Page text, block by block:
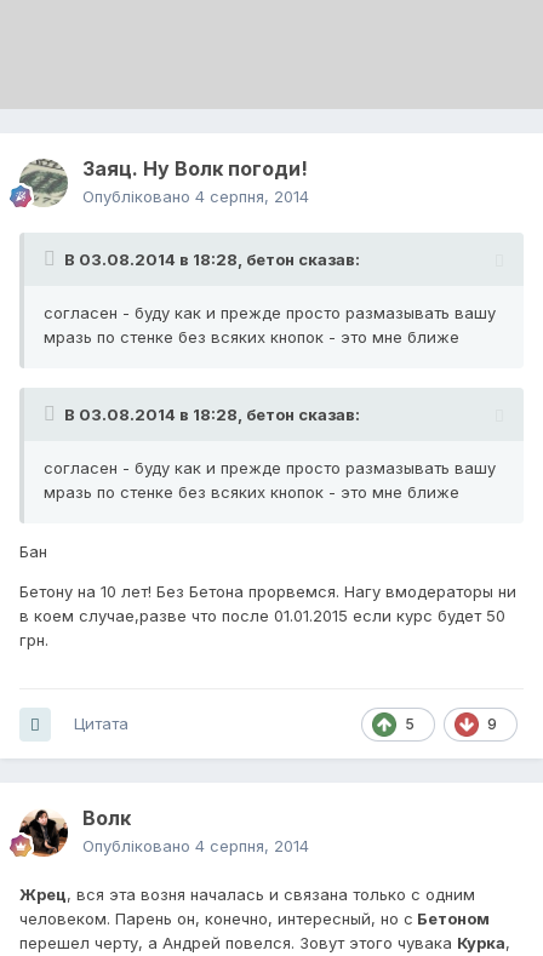
Заяц. Ну Волк погоди!
Опубліковано 4 серпня, 2014
В 03.08.2014 в 18:28, бетон сказав:
согласен - буду как и прежде просто размазывать вашу
мразь по стенке без всяких кнопок - это мне ближе
В 03.08.2014 в 18:28, бетон сказав:
согласен - буду как и прежде просто размазывать вашу
мразь по стенке без всяких кнопок - это мне ближе
Бан
Бетону на 10 лет! Без Бетона прорвемся. Нагу вмодераторы ни
в коем случае,разве что после 01.01.2015 если курс будет 50
грн.
5 9
Цитата
Волк
Опубліковано 4 серпня, 2014
Жрец, вся эта возня началась и связана только с одним
человеком. Парень он, конечно, интересный, но с Бетоном
перешел черту, а Андрей повелся. Зовут этого чувака Курка,